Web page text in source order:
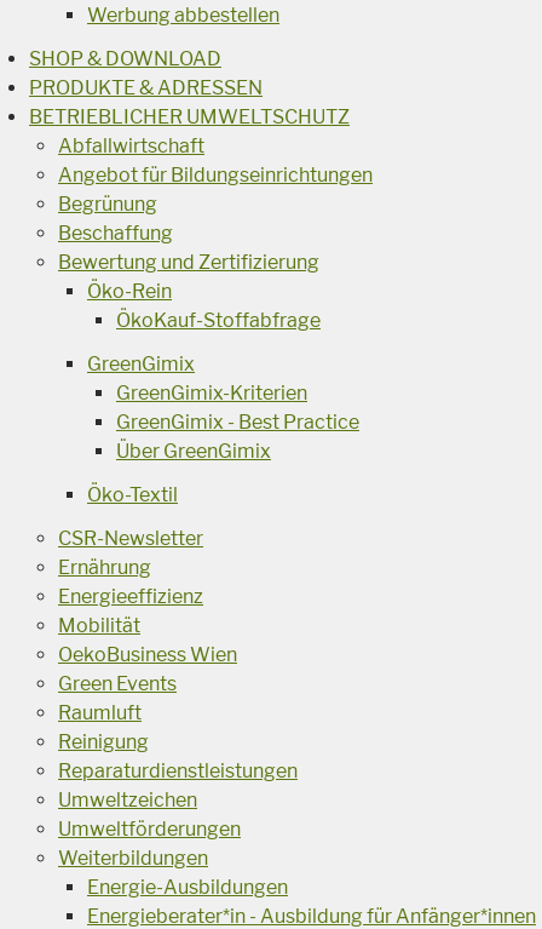
Werbung abbestellen
SHOP & DOWNLOAD
PRODUKTE & ADRESSEN
BETRIEBLICHER UMWELTSCHUTZ
Abfallwirtschaft
Angebot für Bildungseinrichtungen
Begrünung
Beschaffung
Bewertung und Zertifizierung
Öko-Rein
ÖkoKauf-Stoffabfrage
GreenGimix
GreenGimix-Kriterien
GreenGimix - Best Practice
Über GreenGimix
Öko-Textil
CSR-Newsletter
Ernährung
Energieeffizienz
Mobilität
OekoBusiness Wien
Green Events
Raumluft
Reinigung
Reparaturdienstleistungen
Umweltzeichen
Umweltförderungen
Weiterbildungen
Energie-Ausbildungen
Energieberater*in - Ausbildung für Anfänger*innen